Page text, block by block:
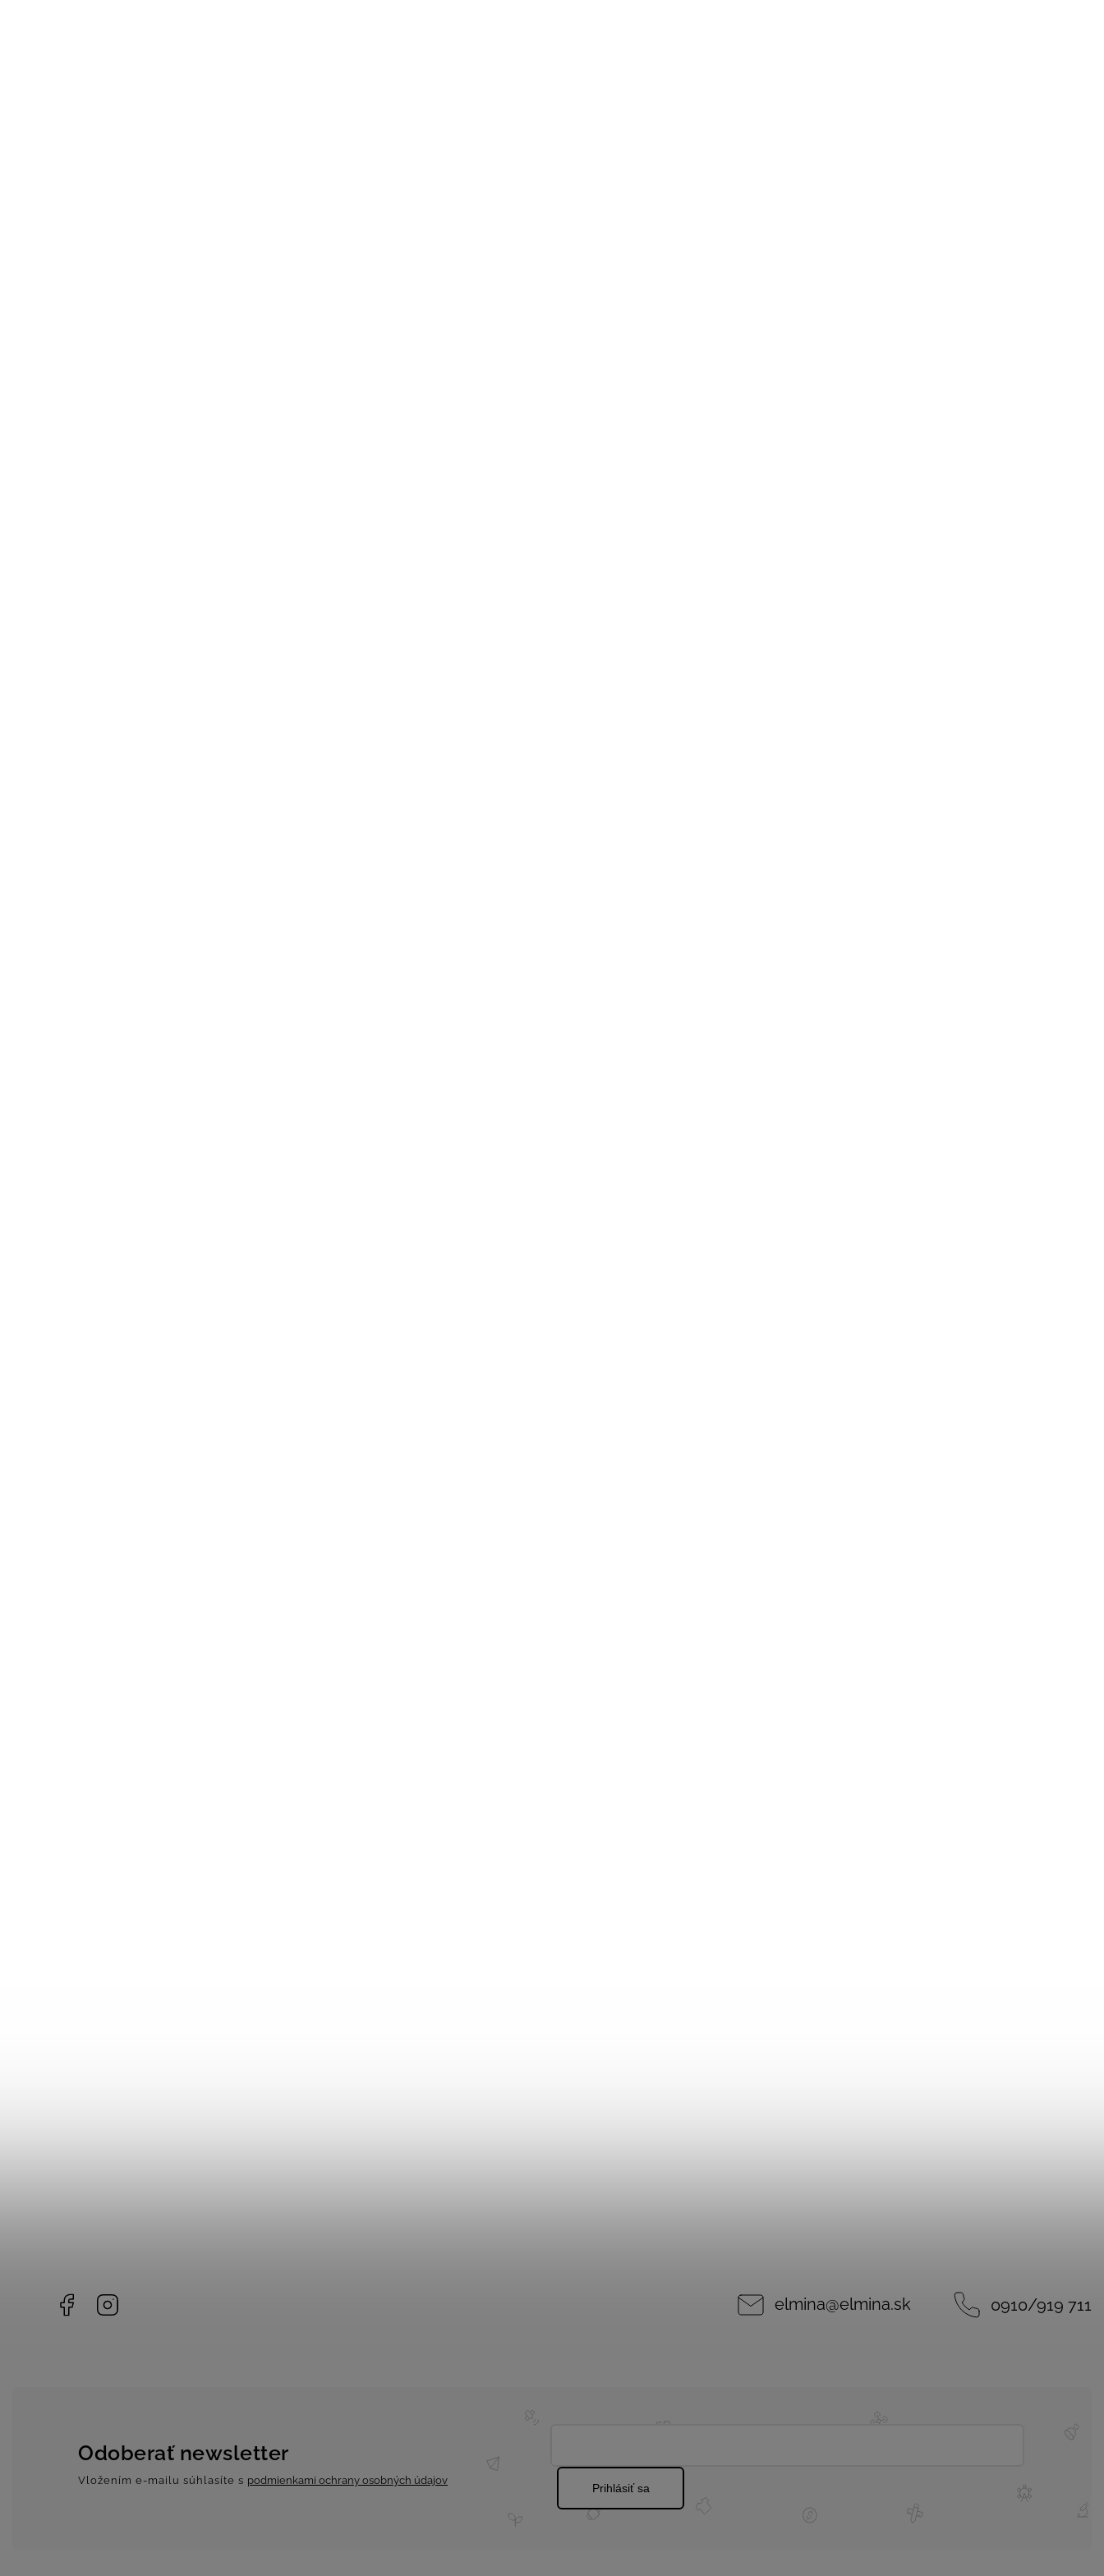
Facebook elmina@elmina.sk 0910/919 711
Odoberať newsletter
Vložením e-mailu súhlasíte s podmienkami ochrany osobných údajov
Prihlásiť sa